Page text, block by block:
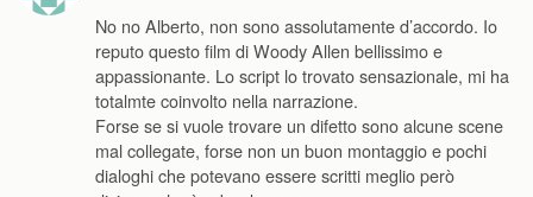
No no Alberto, non sono assolutamente d’accordo. Io
reputo questo film di Woody Allen bellissimo e
appassionante. Lo script lo trovato sensazionale, mi ha
totalmte coinvolto nella narrazione.
Forse se si vuole trovare un difetto sono alcune scene
mal collegate, forse non un buon montaggio e pochi
dialoghi che potevano essere scritti meglio però